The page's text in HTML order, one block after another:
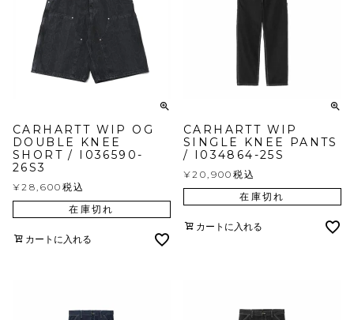
CARHARTT WIP OG
DOUBLE KNEE
SHORT / I036590-
26S3
¥28,600 税込
在庫切れ
カートに入れる
CARHARTT WIP
SINGLE KNEE PANTS
/ I034864-25S
¥20,900 税込
在庫切れ
カートに入れる